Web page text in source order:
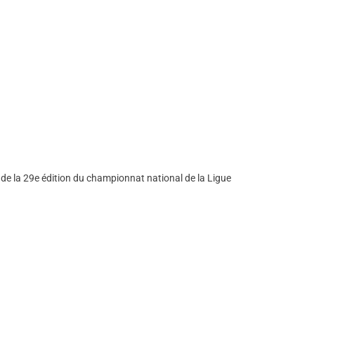
la 29e édition du championnat national de la Ligue